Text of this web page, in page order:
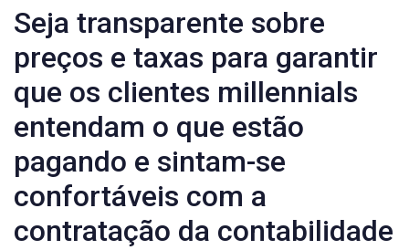
Seja transparente sobre
preços e taxas para garantir
que os clientes millennials
entendam o que estão
pagando e sintam-se
confortáveis ​​com a
contratação da contabilidade